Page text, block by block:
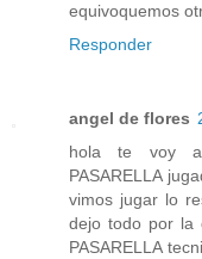
equivoquemos
Responder
angel de flores
hola te voy a
PASARELLA
vimos jugar lo
dejo todo por la
PASARELLA